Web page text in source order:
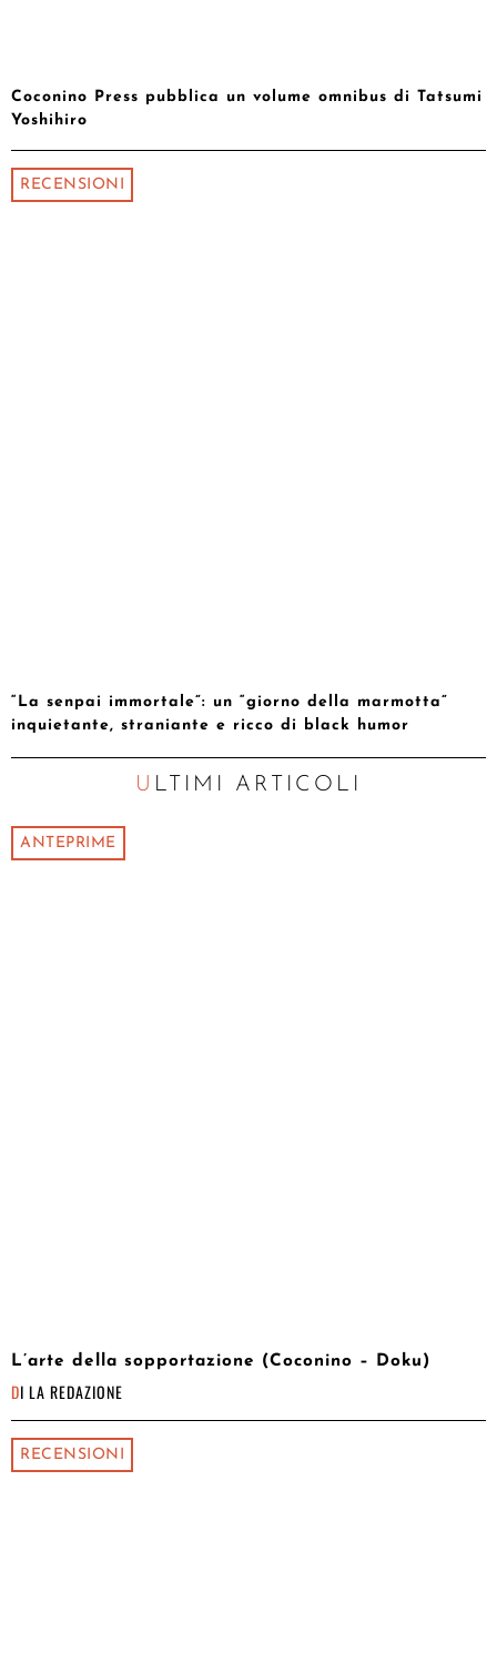
Coconino Press pubblica un volume omnibus di Tatsumi
Yoshihiro
RECENSIONI
“La senpai immortale”: un “giorno della marmotta”
inquietante, straniante e ricco di black humor
ULTIMI ARTICOLI
ANTEPRIME
L’arte della sopportazione (Coconino – Doku)
DI LA REDAZIONE
RECENSIONI